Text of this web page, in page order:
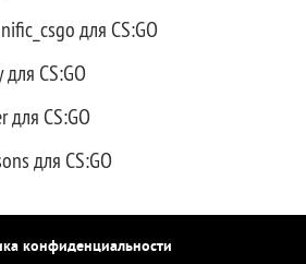
для CS:GO
CS:GO
для CS:GO
для CS:GO
конфиденциальности